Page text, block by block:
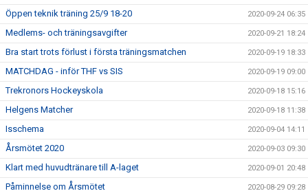
Öppen teknik träning 25/9 18-20 2020-09-24 06:35
Medlems- och träningsavgifter 2020-09-21 18:24
Bra start trots förlust i första träningsmatchen 2020-09-19 18:33
MATCHDAG - inför THF vs SIS 2020-09-19 09:00
Trekronors Hockeyskola 2020-09-18 15:16
Helgens Matcher 2020-09-18 11:38
Isschema 2020-09-04 14:11
Årsmötet 2020 2020-09-03 09:30
Klart med huvudtränare till A-laget 2020-09-01 20:48
Påminnelse om Årsmötet 2020-08-29 09:28